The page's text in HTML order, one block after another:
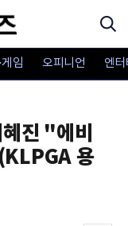
게임 오피니언 엔
진 "에비
용